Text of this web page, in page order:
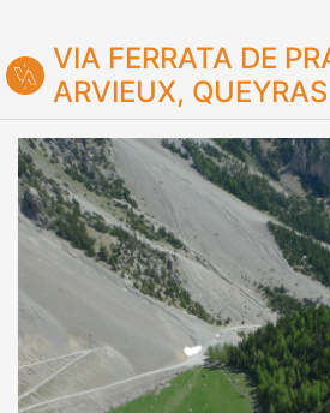
VIA FERRATA DE
ARVIEUX, QUEYRAS